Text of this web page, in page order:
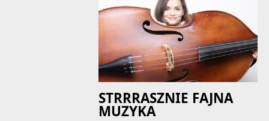
STRRRASZNIE FAJNA
MUZYKA